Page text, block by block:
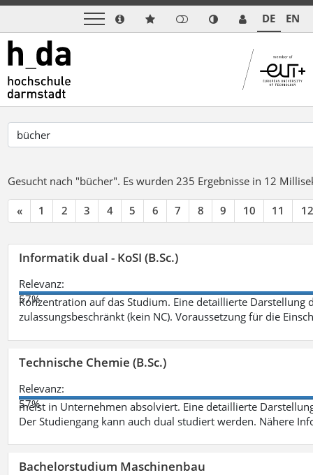
DE EN
Gesucht nach "bücher". Es wurden 235 Ergebnisse in 12
« 1 2 3 4 5 6 7 8 9 10 11 12
Informatik dual - KoSI (B.Sc.)
Relevanz:
57%
Konzentration auf das Studium. Eine detaillierte
zulassungsbeschränkt (kein NC). Voraussetzung für die
Technische Chemie (B.Sc.)
Relevanz:
57%
meist in Unternehmen absolviert. Eine detaillierte
Der Studiengang kann auch dual studiert werden. Nähere
Bachelorstudium Maschinenbau